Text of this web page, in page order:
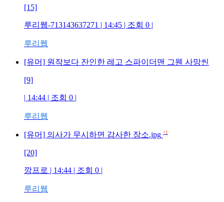
[15]
루리웹-713143637271 | 14:45 | 조회 0 |
루리웹
[유머] 원작보다 잔인한 레고 스파이더맨 그웬 사망씬
[9]
| 14:44 | 조회 0 |
루리웹
[유머] 의사가 무시하면 감사한 장소.jpg +1
[20]
깡프로 | 14:44 | 조회 0 |
루리웹